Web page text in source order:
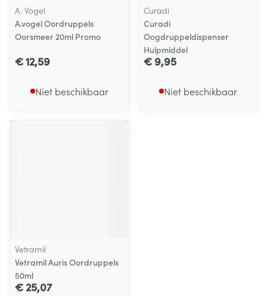
A. Vogel
A.vogel Oordruppels
Oorsmeer 20ml Promo
€ 12,59
Niet beschikbaar
Curadi
Curadi
Oogdruppeldispenser
Hulpmiddel
€ 9,95
Niet beschikbaar
Vetramil
Vetramil Auris Oordruppels
50ml
€ 25,07